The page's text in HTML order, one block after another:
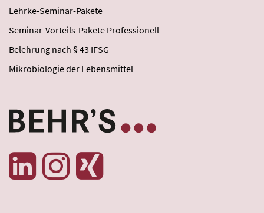
Lehrke-Seminar-Pakete
Seminar-Vorteils-Pakete Professionell
Belehrung nach § 43 IFSG
Mikrobiologie der Lebensmittel